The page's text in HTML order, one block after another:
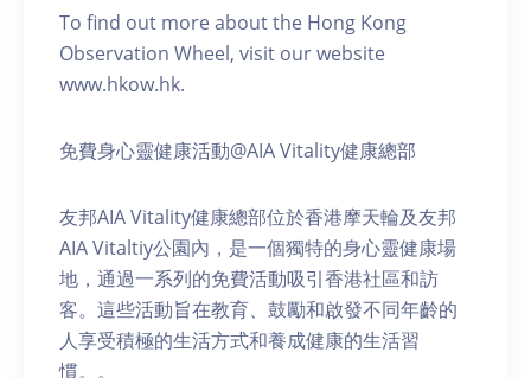
To find out more about the Hong Kong
Observation Wheel, visit our website
www.hkow.hk.
免費身心靈健康活動@AIA Vitality健康總部
友邦AIA Vitality健康總部位於香港摩天輪及友邦
AIA Vitaltiy公園內，是一個獨特的身心靈健康場
地，通過一系列的免費活動吸引香港社區和訪
客。這些活動旨在教育、鼓勵和啟發不同年齡的
人享受積極的生活方式和養成健康的生活習
慣。。